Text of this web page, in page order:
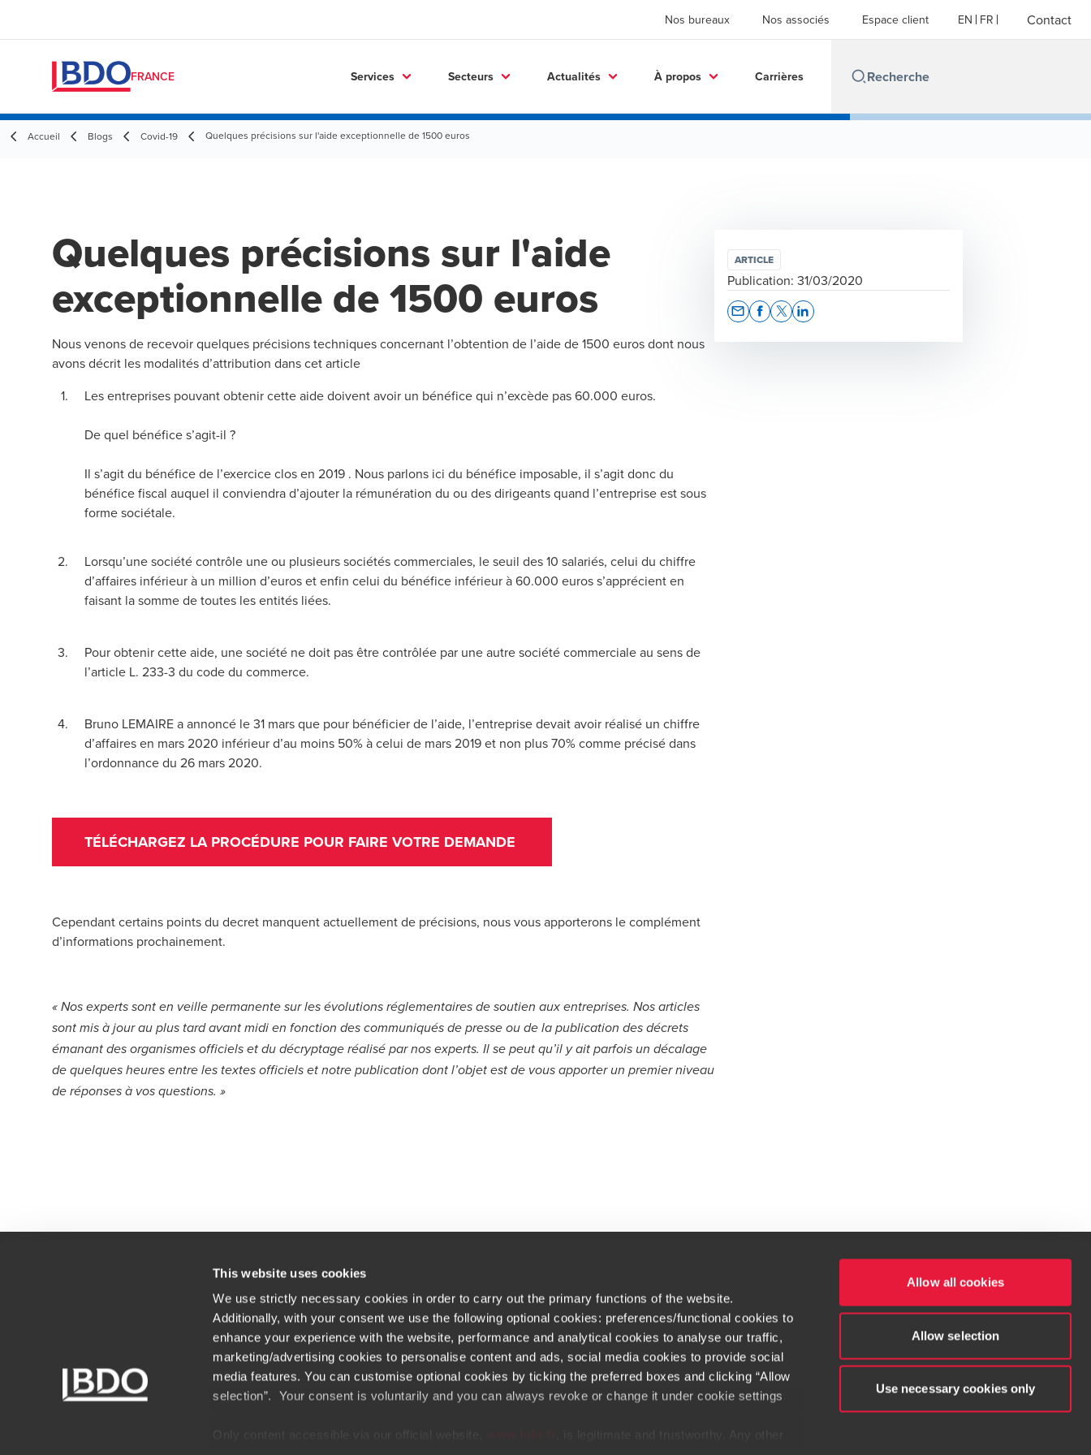
This website uses cookies
We use strictly necessary cookies in order to carry out the primary functions of the website.
Additionally, with your consent we use the following optional cookies: preferences/functional cookies to
enhance your experience with the website, performance and analytical cookies to analyse our traffic,
marketing/advertising cookies to personalise content and ads, social media cookies to provide social
media features. You can customise optional cookies by ticking the preferred boxes and clicking “Allow
selection”. Your consent is voluntarily and you can always revoke or change it under cookie settings
Allow all cookies
Allow selection
Use necessary cookies only
Nos bureaux Nos associés Espace client EN FR Contact
FRANCE Services Secteurs Actualités À propos Carrières
Accueil Blogs Covid-19 Quelques précisions sur l'aide exceptionnelle de 1500 euros
Quelques précisions sur l'aide
exceptionnelle de 1500 euros
Nous venons de recevoir quelques précisions techniques concernant l’obtention de l’aide de 1500 euros dont nous
avons décrit les modalités d’attribution danscet article
Les entreprises pouvant obtenir cette aide doivent avoir un bénéfice qui n’excède pas60.000 euros.
De quel bénéfice s’agit-il ?
Il s’agit du bénéfice de l’exercice clos en 2019 . Nous parlons ici du bénéfice imposable, il s’agit donc du
bénéfice fiscal auquel il conviendra d’ajouter la rémunération du ou des dirigeants quand l’entreprise est sous
forme sociétale.
Lorsqu’une société contrôle une ou plusieurs sociétés commerciales, le seuil des 10 salariés, celui du chiffre
d’affaires inférieur à un million d’euros et enfin celui du bénéfice inférieur à 60.000 euros s’apprécient en
faisant la somme de toutes les entités liées.
Pour obtenir cette aide, une société ne doit pas être contrôlée par une autre société commerciale au sens de
l’article L. 233-3 du code du commerce.
Bruno LEMAIRE a annoncé le 31 mars que pour bénéficier de l’aide, l’entreprise devait avoir réalisé un chiffre
d’affaires en mars 2020 inférieur d’au moins 50% à celui de mars 2019 et non plus 70% comme précisé dans
l’ordonnance du 26 mars 2020.
TÉLÉCHARGEZ LA PROCÉDURE POUR FAIRE VOTRE DEMANDE
Cependant certains points du decret manquent actuellement de précisions, nous vous apporterons le complément
d’informations prochainement.
« Nos experts sont en veille permanente sur les évolutions réglementaires de soutien aux entreprises. Nos articles
sont mis à jour au plus tard avant midi en fonction des communiqués de presse ou de la publication des décrets
émanant des organismes officiels et du décryptage réalisé par nos experts. Il se peut qu’il y ait parfois un décalage
de quelques heures entre les textes officiels et notre publication dont l’objet est de vous apporter un premier niveau
de réponses à vos questions. »
ARTICLE
Publication: 31/03/2020
Nos bureaux
Mentions légales
Carrières
Nos associés
Plaquettes commerciales
Conditions générales du portail
Newsletter
Inscrivez-vous et recevez les actualités qui vous intéressent.
Opens in a new window/tab
Opens in a new window/tab
Opens in a new window/tab
Opens in a new window/tab
Opens in a new window/tab
Copyright © 2026 BDO France